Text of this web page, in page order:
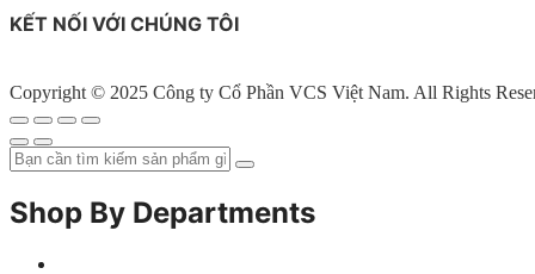
KẾT NỐI VỚI CHÚNG TÔI
Copyright © 2025 Công ty Cổ Phần VCS Việt Nam. All Rights
Shop By Departments